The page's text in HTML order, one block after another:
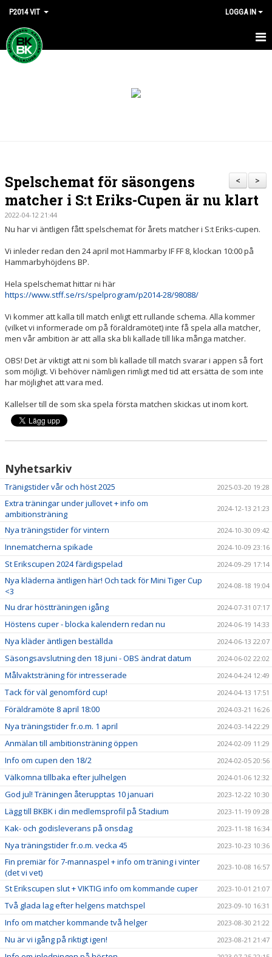
P2014 VIT LOGGA IN
HEM
BILDGALLERI
DOKUMENT
>
<
Spelschemat för säsongens
matcher i S:t Eriks-Cupen är nu klart
2022-04-12 21:44
Nu har vi äntligen fått spelschemat för årets matcher i S:t Eriks-cupen.
Vi inleder redan den 24 april mot Hammarby IF FF 8, klockan 10:00 på
Hammarbyhöjdens BP.
Hela spelschemat hittar ni här
https://www.stff.se/rs/spelprogram/p2014-28/98088/
Vi kommer att kalla till match enligt ett rullande schema. Alla kommer
(vilket vi informerade om på föräldramötet) inte få spela alla matcher,
men vår ambition är att alla ska bli kallade till lika många matcher.
OBS! Det är viktigt att ni som bli kallade till match svarar i appen så fort
som möjligt. Vi behöver nämligen rimligt med tid att ersätta de som inte
har möjlighet att vara med.
Kallelser till de som ska spela första matchen skickas ut inom kort.
Nyhetsarkiv
Tränigstider vår och höst 2025 2025-03-20 19:28
Extra träningar under jullovet + info om
ambitionsträning
2024-12-13 21:23
Nya träningstider för vintern 2024-10-30 09:42
Innematcherna spikade 2024-10-09 23:16
St Erikscupen 2024 färdigspelad 2024-09-29 17:14
Nya kläderna äntligen här! Och tack för Mini Tiger Cup
<3
2024-08-18 19:04
Nu drar höstträningen igång 2024-07-31 07:17
Höstens cuper - blocka kalendern redan nu 2024-06-19 14:33
Nya kläder äntligen beställda 2024-06-13 22:07
Säsongsavslutning den 18 juni - OBS ändrat datum 2024-06-02 22:02
Målvaktsträning för intresserade 2024-04-24 12:49
Tack för väl genomförd cup! 2024-04-13 17:51
Föräldramöte 8 april 18:00 2024-03-21 16:26
Nya träningstider fr.o.m. 1 april 2024-03-14 22:29
Anmälan till ambitionsträning öppen 2024-02-09 11:29
Info om cupen den 18/2 2024-02-05 20:56
Välkomna tillbaka efter julhelgen 2024-01-06 12:32
God jul! Träningen återupptas 10 januari 2023-12-22 10:30
Lägg till BKBK i din medlemsprofil på Stadium 2023-11-19 09:28
Kak- och godisleverans på onsdag 2023-11-18 16:34
Nya träningstider fr.o.m. vecka 45 2023-10-23 10:36
Fin premiär för 7-mannaspel + info om träning i vinter
(det vi vet)
2023-10-08 16:57
St Erikscupen slut + VIKTIG info om kommande cuper 2023-10-01 21:07
Två glada lag efter helgens matchspel 2023-09-10 16:31
Info om matcher kommande två helger 2023-08-30 21:22
Nu är vi igång på riktigt igen! 2023-08-21 21:47